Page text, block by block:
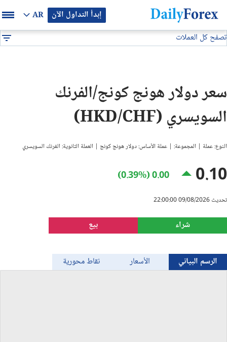
إبدأ التداول الآن AR
بيان إعلاني
تصفح كل العملات
GBP/USD
USD/JPY
USD/CAD
USD/CHF
Bitcoin/USD
سعر دولار هونج كونج/الفرنك
السويسري (HKD/CHF)
النوع: عملة | المجموعة: | عملة الأساس: دولار هونج كونج | العملة الثانوية: الفرنك السويسري
0.10
0.00 (0.39%)
شراء بيع
تحديث 09/08/2026 22:00:00
الرسم البياني الأسعار نقاط محورية